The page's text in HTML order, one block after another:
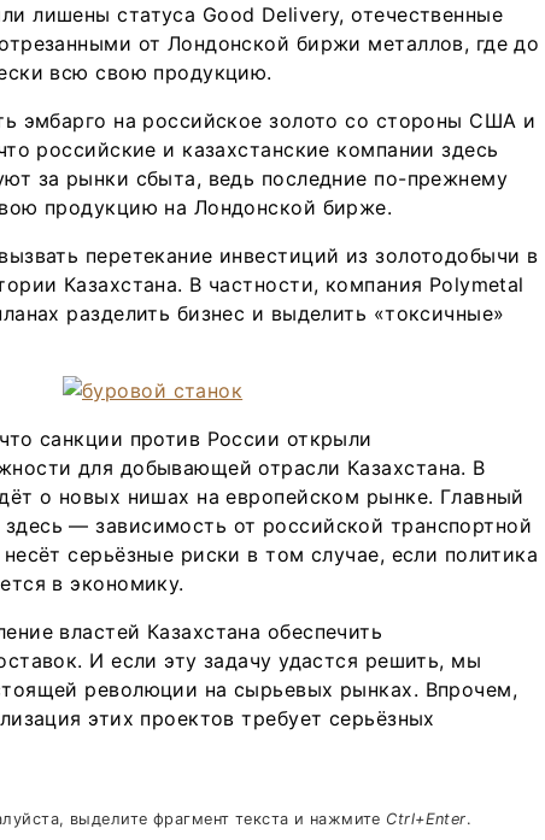
лишены статуса Good Delivery, отечественные
от Лондонской биржи металлов, где до
всю свою продукцию.
эмбарго на российское золото со стороны США и
российские и казахстанские компании здесь
за рынки сбыта, ведь последние по-прежнему
продукцию на Лондонской бирже.
перетекание инвестиций из золотодобычи в
Казахстана. В частности, компания Polymetal
разделить бизнес и выделить «токсичные»
санкции против России открыли
для добывающей отрасли Казахстана. В
о новых нишах на европейском рынке. Главный
— зависимость от российской транспортной
серьёзные риски в том случае, если политика
в экономику.
властей Казахстана обеспечить
И если эту задачу удастся решить, мы
революции на сырьевых рынках. Впрочем,
этих проектов требует серьёзных
выделите фрагмент текста и нажмите Ctrl+Enter.